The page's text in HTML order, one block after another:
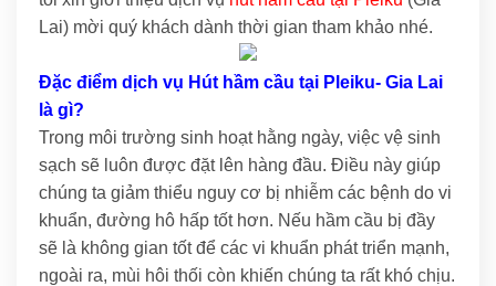
Lai) mời quý khách dành thời gian tham khảo nhé.
Đặc điểm dịch vụ Hút hầm cầu tại Pleiku- Gia Lai
là gì?
Trong môi trường sinh hoạt hằng ngày, việc vệ sinh
sạch sẽ luôn được đặt lên hàng đầu. Điều này giúp
chúng ta giảm thiểu nguy cơ bị nhiễm các bệnh do vi
khuẩn, đường hô hấp tốt hơn. Nếu hầm cầu bị đầy
sẽ là không gian tốt để các vi khuẩn phát triển mạnh,
ngoài ra, mùi hôi thối còn khiến chúng ta rất khó chịu.